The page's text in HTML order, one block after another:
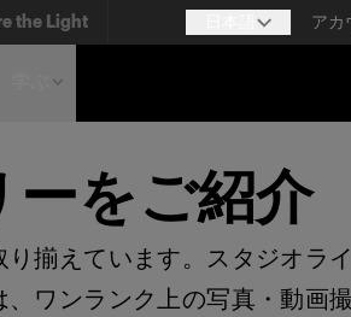
the Light アカ
をご紹介
揃えています。スタジオラ
ワンランク上の写真・動画